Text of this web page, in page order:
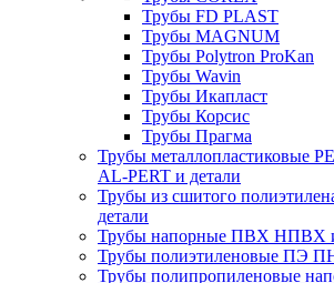
Трубы FD PLAST
Трубы MAGNUM
Трубы Polytron ProKan
Трубы Wavin
Трубы Икапласт
Трубы Корсис
Трубы Прагма
Трубы металлопластиковые
AL-PERT и детали
Трубы из сшитого
детали
Трубы напорные ПВХ НПВХ и
Трубы полиэтиленовые ПЭ
Трубы полипропиленовые